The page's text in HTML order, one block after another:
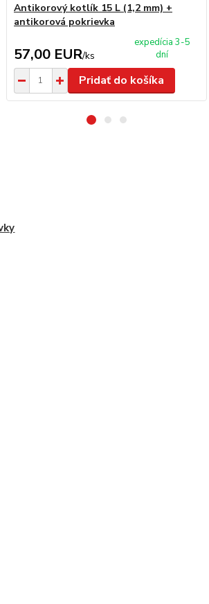
Antikorový kotlík 15 L (1,2 mm) +
antikorová pokrievka
57,00 EUR/ks
expedícia 3-5
dní
Pridať do košíka